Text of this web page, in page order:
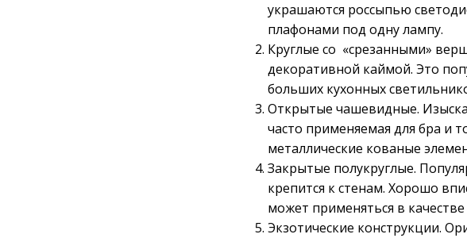
украшаются россыпью
плафонами под одну лампу.
Круглые со «срезанными»
декоративной каймой. Это
больших кухонных
Открытые чашевидные.
часто применяемая для бра
металлические кованые
Закрытые полукруглые.
крепится к стенам. Хорошо
может применяться в
Экзотические конструкции.